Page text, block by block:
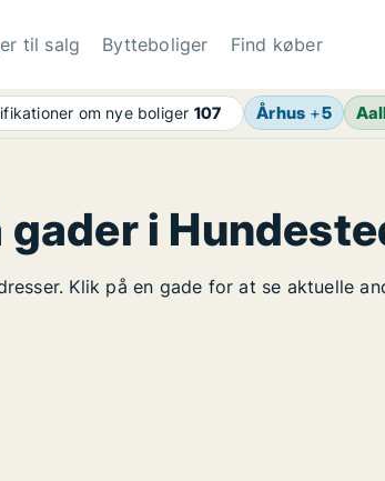
til salg Bytteboliger Find køber
om nye boliger 107 Århus +5
i
Klik på en gade for at se aktuelle